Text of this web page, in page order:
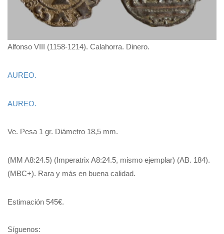
Alfonso VIII (1158-1214). Calahorra. Dinero.
AUREO.
AUREO.
Ve. Pesa 1 gr. Diámetro 18,5 mm.
(MM A8:24.5) (Imperatrix A8:24.5, mismo ejemplar) (AB. 184).
(MBC+). Rara y más en buena calidad.
Estimación 545€.
Síguenos: